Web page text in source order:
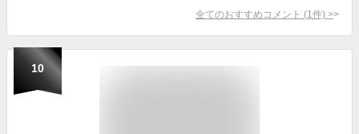
全てのおすすめコメント (1 件) >
10